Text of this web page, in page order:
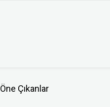
Öne Çıkanlar